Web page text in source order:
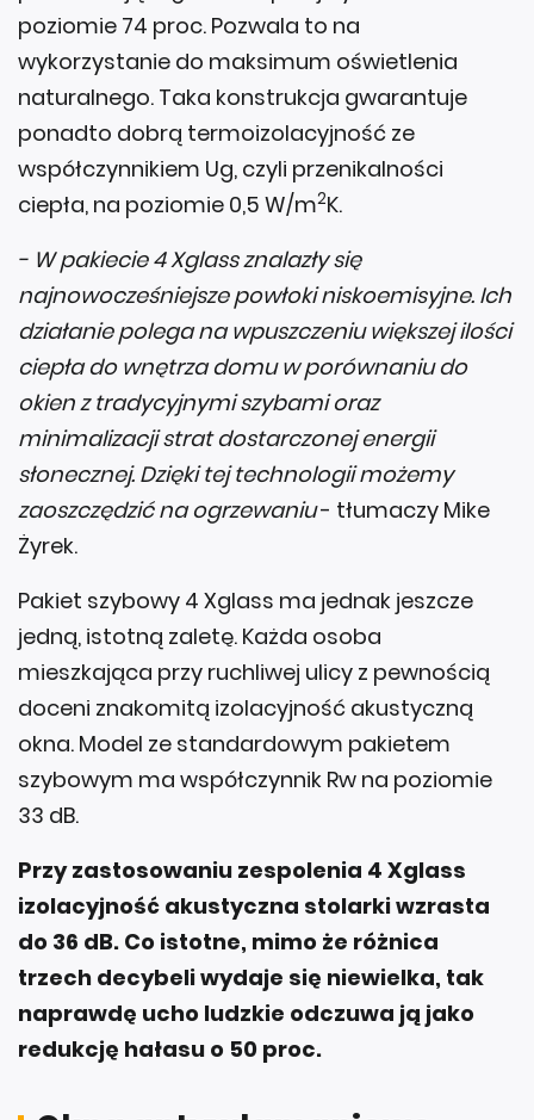
poziomie 74 proc. Pozwala to na
wykorzystanie do maksimum oświetlenia
naturalnego. Taka konstrukcja gwarantuje
ponadto dobrą termoizolacyjność ze
współczynnikiem Ug, czyli przenikalności
ciepła, na poziomie 0,5 W/m2K.
- W pakiecie 4 Xglass znalazły się
najnowocześniejsze powłoki niskoemisyjne. Ich
działanie polega na wpuszczeniu większej ilości
ciepła do wnętrza domu w porównaniu do
okien z tradycyjnymi szybami oraz
minimalizacji strat dostarczonej energii
słonecznej. Dzięki tej technologii możemy
zaoszczędzić na ogrzewaniu- tłumaczy Mike
Żyrek.
Pakiet szybowy 4 Xglass ma jednak jeszcze
jedną, istotną zaletę. Każda osoba
mieszkająca przy ruchliwej ulicy z pewnością
doceni znakomitą izolacyjność akustyczną
okna. Model ze standardowym pakietem
szybowym ma współczynnik Rw na poziomie
33 dB.
Przy zastosowaniu zespolenia 4 Xglass
izolacyjność akustyczna stolarki wzrasta
do 36 dB. Co istotne, mimo że różnica
trzech decybeli wydaje się niewielka, tak
naprawdę ucho ludzkie odczuwa ją jako
redukcję hałasu o 50 proc.